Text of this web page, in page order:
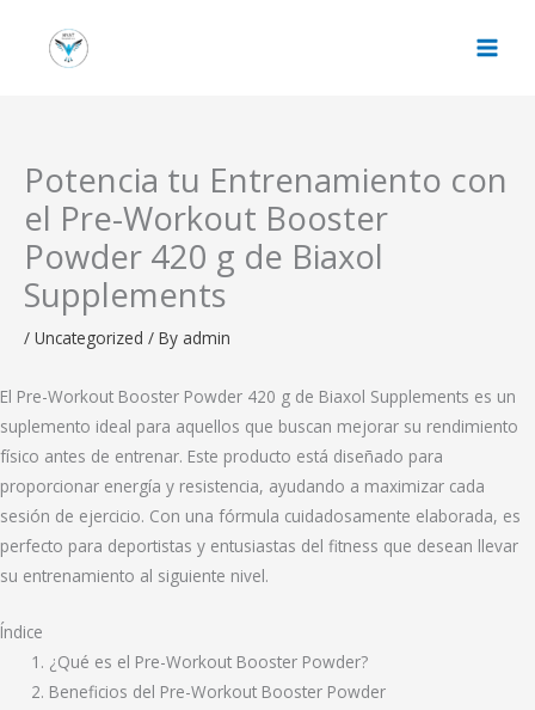
Potencia tu Entrenamiento con
el Pre-Workout Booster
Powder 420 g de Biaxol
Supplements
/ Uncategorized / By admin
El Pre-Workout Booster Powder 420 g de Biaxol Supplements es un
suplemento ideal para aquellos que buscan mejorar su rendimiento
físico antes de entrenar. Este producto está diseñado para
proporcionar energía y resistencia, ayudando a maximizar cada
sesión de ejercicio. Con una fórmula cuidadosamente elaborada, es
perfecto para deportistas y entusiastas del fitness que desean llevar
su entrenamiento al siguiente nivel.
Índice
¿Qué es el Pre-Workout Booster Powder?
Beneficios del Pre-Workout Booster Powder